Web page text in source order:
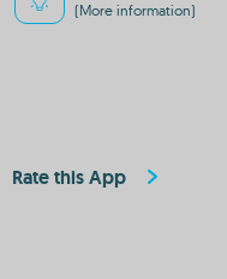
(More information)
Rate this App